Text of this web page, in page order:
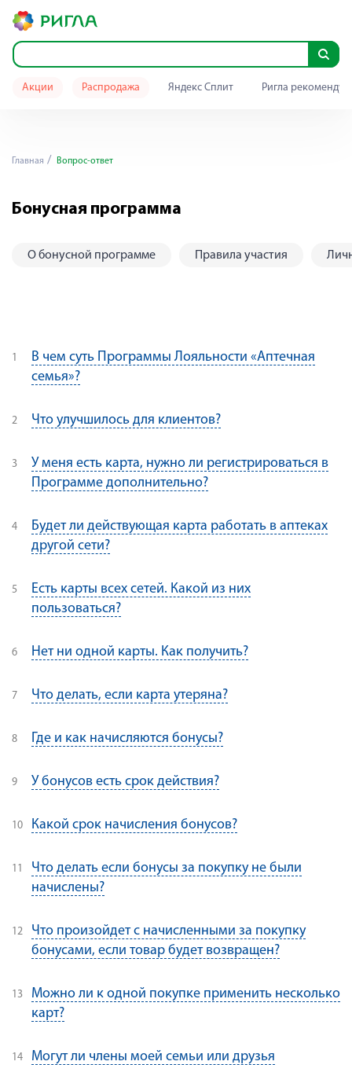
Акции Распродажа Яндекс Сплит Ригла
Главная Вопрос-ответ
Бонусная программа
О бонусной программе Правила участия
В чем суть Программы Лояльности «Аптечная
семья»?
Что улучшилось для клиентов?
У меня есть карта, нужно ли регистрироваться в
Программе дополнительно?
Будет ли действующая карта работать в аптеках
другой сети?
Есть карты всех сетей. Какой из них
пользоваться?
Нет ни одной карты. Как получить?
Что делать, если карта утеряна?
Где и как начисляются бонусы?
У бонусов есть срок действия?
Какой срок начисления бонусов?
Что делать если бонусы за покупку не были
начислены?
Что произойдет с начисленными за покупку
бонусами, если товар будет возвращен?
Можно ли к одной покупке применить несколько
карт?
Могут ли члены моей семьи или друзья